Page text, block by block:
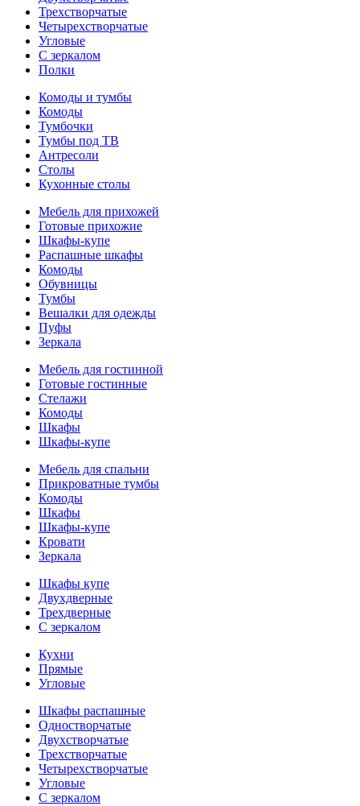
Трехстворчатые
Четырехстворчатые
Угловые
С зеркалом
Полки
Комоды и тумбы
Комоды
Тумбочки
Тумбы под ТВ
Антресоли
Столы
Кухонные столы
Мебель для прихожей
Готовые прихожие
Шкафы-купе
Распашные шкафы
Комоды
Обувницы
Тумбы
Вешалки для одежды
Пуфы
Зеркала
Мебель для гостинной
Готовые гостинные
Стелажи
Комоды
Шкафы
Шкафы-купе
Мебель для спальни
Прикроватные тумбы
Комоды
Шкафы
Шкафы-купе
Кровати
Зеркала
Шкафы купе
Двухдверные
Трехдверные
С зеркалом
Кухни
Прямые
Угловые
Шкафы распашные
Одностворчатые
Двухстворчатые
Трехстворчатые
Четырехстворчатые
Угловые
С зеркалом